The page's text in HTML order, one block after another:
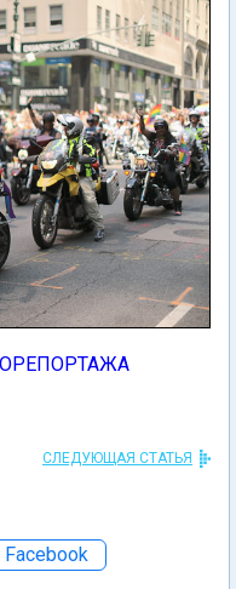
СЛЕДУЮЩАЯ СТАТЬЯ
Facebook